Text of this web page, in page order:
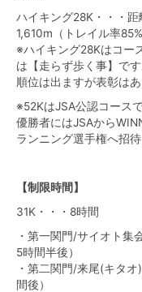
ハイキング28K・・・
1,610m（トレイル率85%
※ハイキング28Kはコー
は【走らず歩く事】で
順位は出ますが表彰はあ
※52KはJSA公認コースで
優勝者にはJSAから
ランニング選手権へ招待
【制限時間】
31K・・・8時間
・第一関門/サイオト集
5時間半後）
・第二関門/来尾(キタ
間後）